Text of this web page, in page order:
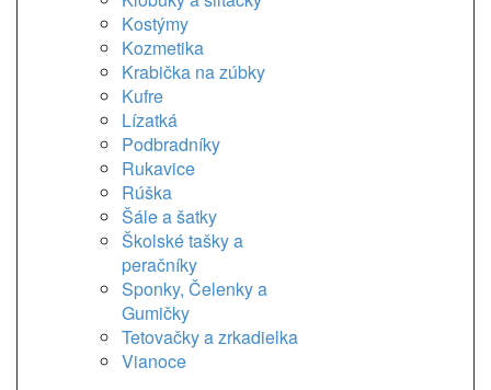
Kostýmy
Kozmetika
Krabička na zúbky
Kufre
Lízatká
Podbradníky
Rukavice
Rúška
Šále a šatky
Školské tašky a
peračníky
Sponky, Čelenky a
Gumičky
Tetovačky a zrkadielka
Vianoce